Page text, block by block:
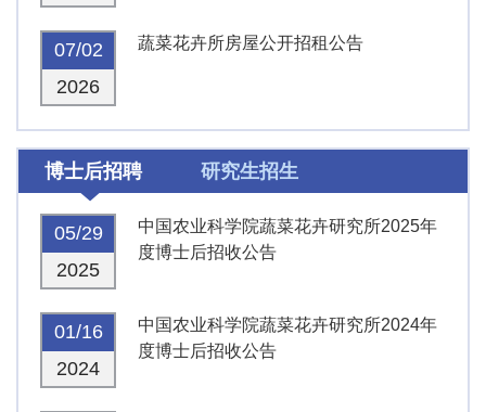
07/02
2026
蔬菜花卉所房屋公开招租公告
博士后招聘 研究生招生
05/29
2025
中国农业科学院蔬菜花卉研究所2025年
度博士后招收公告
01/16
2024
中国农业科学院蔬菜花卉研究所2024年
度博士后招收公告